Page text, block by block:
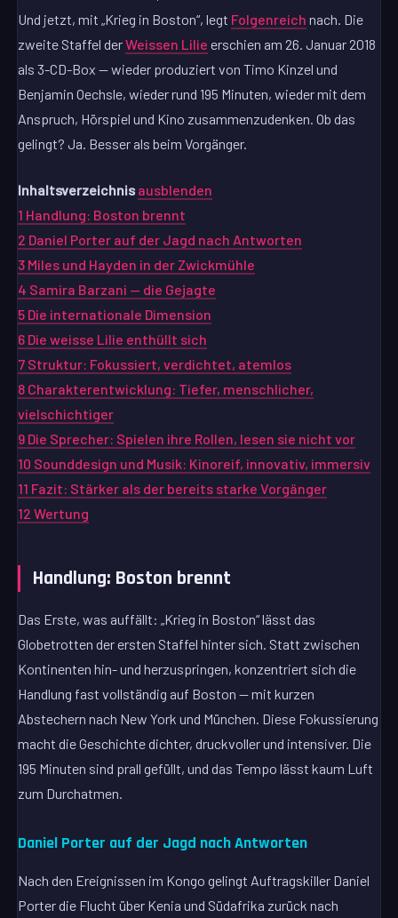
Und jetzt, mit „Krieg in Boston“, legt Folgenreich nach. Die
zweite Staffel derWeissen Lilie erschien am 26. Januar 2018
als 3-CD-Box — wieder produziert von Timo Kinzel und
Benjamin Oechsle, wieder rund 195 Minuten, wieder mit dem
Anspruch, Hörspiel und Kino zusammenzudenken. Ob das
gelingt? Ja. Besser als beim Vorgänger.
Inhaltsverzeichnis ausblenden
1 Handlung: Boston brennt
2 Daniel Porter auf der Jagd nach Antworten
3 Miles und Hayden in der Zwickmühle
4 Samira Barzani — die Gejagte
5 Die internationale Dimension
6 Die weisse Lilie enthüllt sich
7 Struktur: Fokussiert, verdichtet, atemlos
8 Charakterentwicklung: Tiefer, menschlicher,
vielschichtiger
9 Die Sprecher: Spielen ihre Rollen, lesen sie nicht vor
10 Sounddesign und Musik: Kinoreif, innovativ, immersiv
11 Fazit: Stärker als der bereits starke Vorgänger
12 Wertung
Handlung: Boston brennt
Das Erste, was auffällt: „Krieg in Boston“ lässt das
Globetrotten der ersten Staffel hinter sich. Statt zwischen
Kontinenten hin- und herzuspringen, konzentriert sich die
Handlung fast vollständig auf Boston — mit kurzen
Abstechern nach New York und München. Diese Fokussierung
macht die Geschichte dichter, druckvoller und intensiver. Die
195 Minuten sind prall gefüllt, und das Tempo lässt kaum Luft
zum Durchatmen.
Daniel Porter auf der Jagd nach Antworten
Nach den Ereignissen im Kongo gelingt Auftragskiller Daniel
Porter die Flucht über Kenia und Südafrika zurück nach